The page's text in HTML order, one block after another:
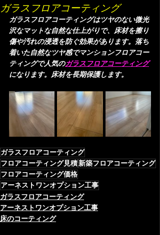
ガラスフロアコーティング
ガラスフロアコーティングはツヤのない微光
沢なマットな自然な仕上がりで、床材を擦り
傷や汚れの浸透を防ぐ効果があります。落ち
着いた自然なツヤ感でマンションフロアコー
ティングで人気のガラスフロアコーティング
になります。​床材を長期保護します。
ガラスフロアコーティング
フロアコーティング見積新築フロアコーティング
フロアコーティング価格
アーネストワンオプション工事
ガラスフロアコーティング
アーネストワンオプション工事
床のコーティング